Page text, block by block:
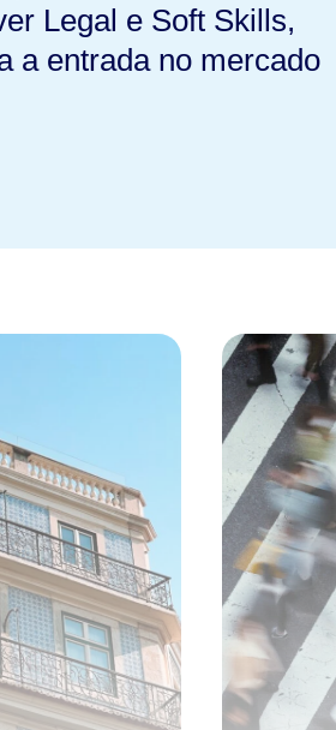
Legal e Soft Skills,
a entrada no mercado